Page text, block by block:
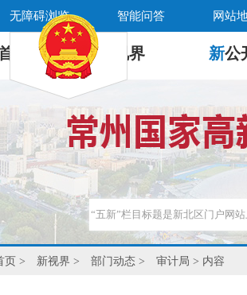
无障碍浏览 智能问答 网站
页 新 视界 新公
页 > 新视界 > 部门动态 > 审计局 > 内容